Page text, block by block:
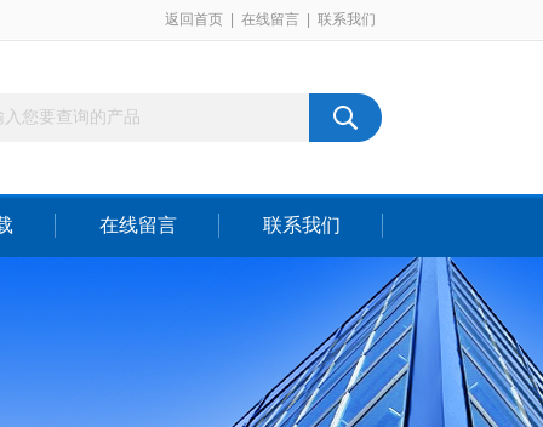
返回首页 在线留言 联系我们
在线留言 联系我们